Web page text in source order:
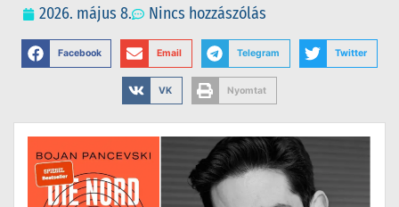
2026. május 8.
Nincs hozzászólás
Facebook Email Telegram Twitter
VK Nyomtat